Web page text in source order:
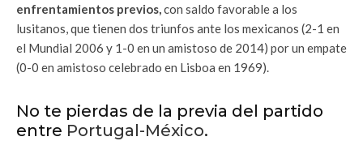
enfrentamientos previos,con saldo favorable a los
lusitanos, que tienen dos triunfos ante los mexicanos (2-1 en
el Mundial 2006 y 1-0 en un amistoso de 2014) por un empate
(0-0 en amistoso celebrado en Lisboa en 1969).
No te pierdas de la previa del partido
entre Portugal-México.